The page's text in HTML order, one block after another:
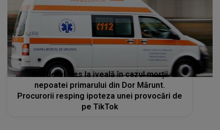
Noi detalii ies la iveală în cazul morții
nepoatei primarului din Dor Mărunt.
Procurorii resping ipoteza unei provocări de
pe TikTok